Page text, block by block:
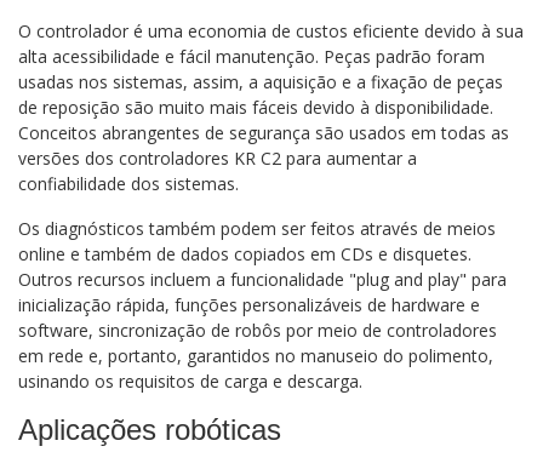
O controlador é uma economia de custos eficiente devido à sua
alta acessibilidade e fácil manutenção. Peças padrão foram
usadas nos sistemas, assim, a aquisição e a fixação de peças
de reposição são muito mais fáceis devido à disponibilidade.
Conceitos abrangentes de segurança são usados ​​em todas as
versões dos controladores KR C2 para aumentar a
confiabilidade dos sistemas.
Os diagnósticos também podem ser feitos através de meios
online e também de dados copiados em CDs e disquetes.
Outros recursos incluem a funcionalidade "plug and play" para
inicialização rápida, funções personalizáveis ​​de hardware e
software, sincronização de robôs por meio de controladores
em rede e, portanto, garantidos no manuseio do polimento,
usinando os requisitos de carga e descarga.
Aplicações robóticas